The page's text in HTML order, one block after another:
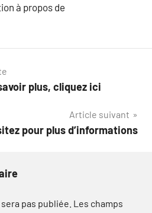
à propos de
plus, cliquez ici
Article suivant
pour plus d’informations
pas publiée. Les champs